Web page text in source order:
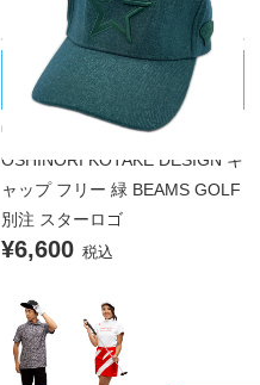
YOSHINORI KOTAKE DESIGN/ヨ
シノリコタケデザイン
中古 ヨシノリコタケデザイン Y
OSHINORI KOTAKE DESIGN キ
ャップ フリー 緑 BEAMS GOLF
別注 スターロゴ
¥6,600 税込